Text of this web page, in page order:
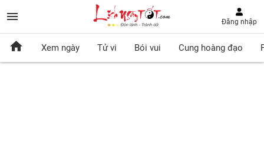
Đăng nhập
Xem ngày Tử vi Bói vui Cung hoàng đạo